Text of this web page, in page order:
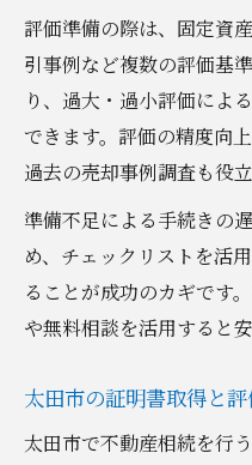
評価準備の際は、固定資
引事例など複数の評価基
り、過大・過小評価によ
できます。評価の精度向
過去の売却事例調査も役立
準備不足による手続きの
め、チェックリストを活
ることが成功のカギです
や無料相談を活用すると
太田市の証明書取得と
太田市で不動産相続を行